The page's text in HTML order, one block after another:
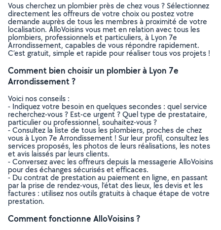
Vous cherchez un plombier près de chez vous ? Sélectionnez
directement les offreurs de votre choix ou postez votre
demande auprès de tous les membres à proximité de votre
localisation. AlloVoisins vous met en relation avec tous les
plombiers, professionnels et particuliers, à Lyon 7e
Arrondissement, capables de vous répondre rapidement.
C’est gratuit, simple et rapide pour réaliser tous vos projets !
Comment bien choisir un plombier à Lyon 7e
Arrondissement ?
Voici nos conseils :
- Indiquez votre besoin en quelques secondes : quel service
recherchez-vous ? Est-ce urgent ? Quel type de prestataire,
particulier ou professionnel, souhaitez-vous ?
- Consultez la liste de tous les plombiers, proches de chez
vous à Lyon 7e Arrondissement ! Sur leur profil, consultez les
services proposés, les photos de leurs réalisations, les notes
et avis laissés par leurs clients.
- Conversez avec les offreurs depuis la messagerie AlloVoisins
pour des échanges sécurisés et efficaces.
- Du contrat de prestation au paiement en ligne, en passant
par la prise de rendez-vous, l’état des lieux, les devis et les
factures : utilisez nos outils gratuits à chaque étape de votre
prestation.
Comment fonctionne AlloVoisins ?